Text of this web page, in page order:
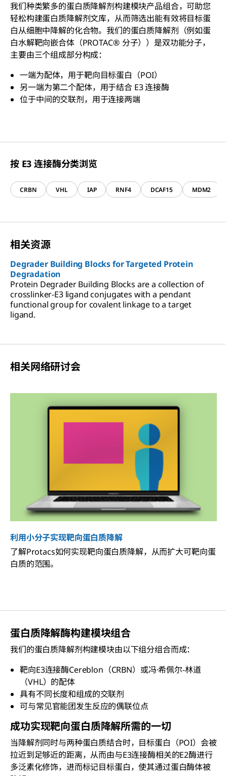
我们种类繁多的蛋白质降解剂构建模块产品组合，可助您
轻松构建蛋白质降解剂文库，从而筛选出能有效将目标蛋
白从细胞中降解的化合物。我们的蛋白质降解剂（例如蛋
白水解靶向嵌合体（PROTAC® 分子））是双功能分子，
主要由三个组成部分构成：
一端为配体，用于靶向目标蛋白（POI）
另一端为第二个配体，用于结合 E3 连接酶
位于中间的交联剂，用于连接两端
按 E3 连接酶分类浏览
CRBN VHL IAP RNF4 DCAF15 MDM2
相关资源
Degrader Building Blocks for Targeted Protein
Degradation
Protein Degrader Building Blocks are a collection of
crosslinker-E3 ligand conjugates with a pendant
functional group for covalent linkage to a target
ligand.
相关网络研讨会
利用小分子实现靶向蛋白质降解
了解Protacs如何实现靶向蛋白质降解，从而扩大可靶向蛋
白质的范围。
蛋白质降解酶构建模块组合
我们的蛋白质降解剂构建模块由以下组分组合而成：
靶向E3连接酶Cereblon（CRBN）或冯·希佩尔-林道
（VHL）的配体
具有不同长度和组成的交联剂
可与常见官能团发生反应的偶联位点
成功实现靶向蛋白质降解所需的一切
当降解剂同时与两种蛋白质结合时，目标蛋白（POI）会被
拉近到足够近的距离，从而由与E3连接酶相关的E2酶进行
多泛素化修饰，进而标记目标蛋白，使其通过蛋白酶体被